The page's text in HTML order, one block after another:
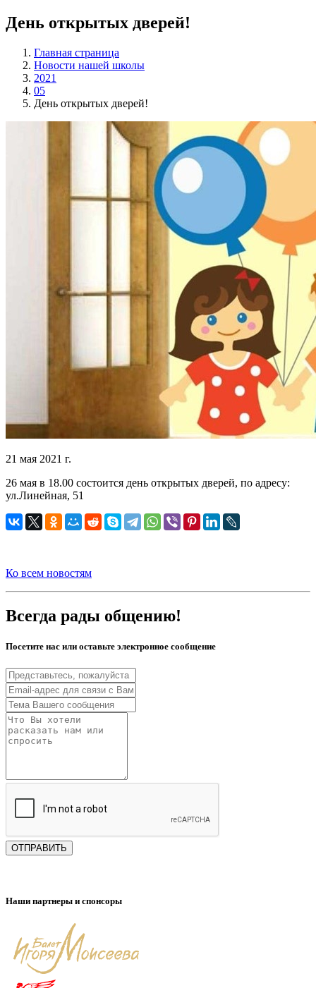
День открытых дверей!
Главная страница
Новости нашей школы
2021
05
День открытых дверей!
21 мая 2021 г.
26 мая в 18.00 состоится день открытых дверей, по адресу:
ул.Линейная, 51
Ко всем новостям
Всегда рады общению!
Посетите нас или оставьте электронное сообщение
ОТПРАВИТЬ
Наши партнеры и спонсоры